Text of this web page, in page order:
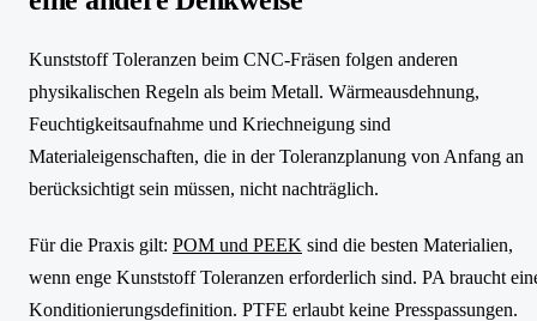
Kunststoff Toleranzen beim CNC-Fräsen folgen anderen
physikalischen Regeln als beim Metall. Wärmeausdehnung,
Feuchtigkeitsaufnahme und Kriechneigung sind
Materialeigenschaften, die in der Toleranzplanung von Anfang an
berücksichtigt sein müssen, nicht nachträglich.
Für die Praxis gilt: POM und PEEK sind die besten Materialien,
wenn enge Kunststoff Toleranzen erforderlich sind. PA braucht
Konditionierungsdefinition. PTFE erlaubt keine Presspassungen.